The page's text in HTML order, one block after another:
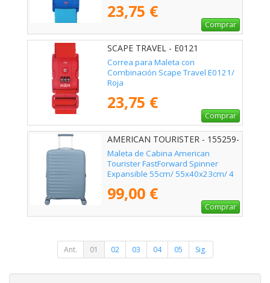
23,75 €
Comprar
SCAPE TRAVEL - E0121
Correa para Maleta con
Combinación Scape Travel E0121/
Roja
23,75 €
Comprar
AMERICAN TOURISTER - 155259-
1827
Maleta de Cabina American
Tourister FastForward Spinner
Expansible 55cm/ 55x40x23cm/ 4
99,00 €
Comprar
Ant. 01 02 03 04 05 Sig.